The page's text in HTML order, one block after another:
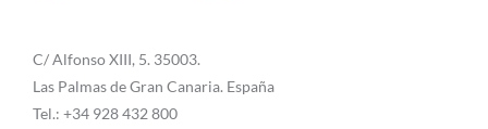
C/ Alfonso XIII, 5. 35003.
Las Palmas de Gran Canaria. España
Tel.: +34 928 432 800